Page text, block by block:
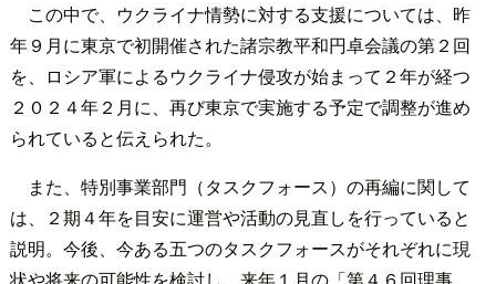
この中で、ウクライナ情勢に対する支援については、昨
年９月に東京で初開催された諸宗教平和円卓会議の第２回
を、ロシア軍によるウクライナ侵攻が始まって２年が経つ
２０２４年２月に、再び東京で実施する予定で調整が進め
られていると伝えられた。
また、特別事業部門（タスクフォース）の再編に関して
は、２期４年を目安に運営や活動の見直しを行っていると
説明。今後、今ある五つのタスクフォースがそれぞれに現